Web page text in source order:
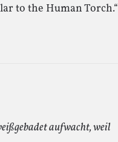
to the Human Torch.“
aufwacht, weil